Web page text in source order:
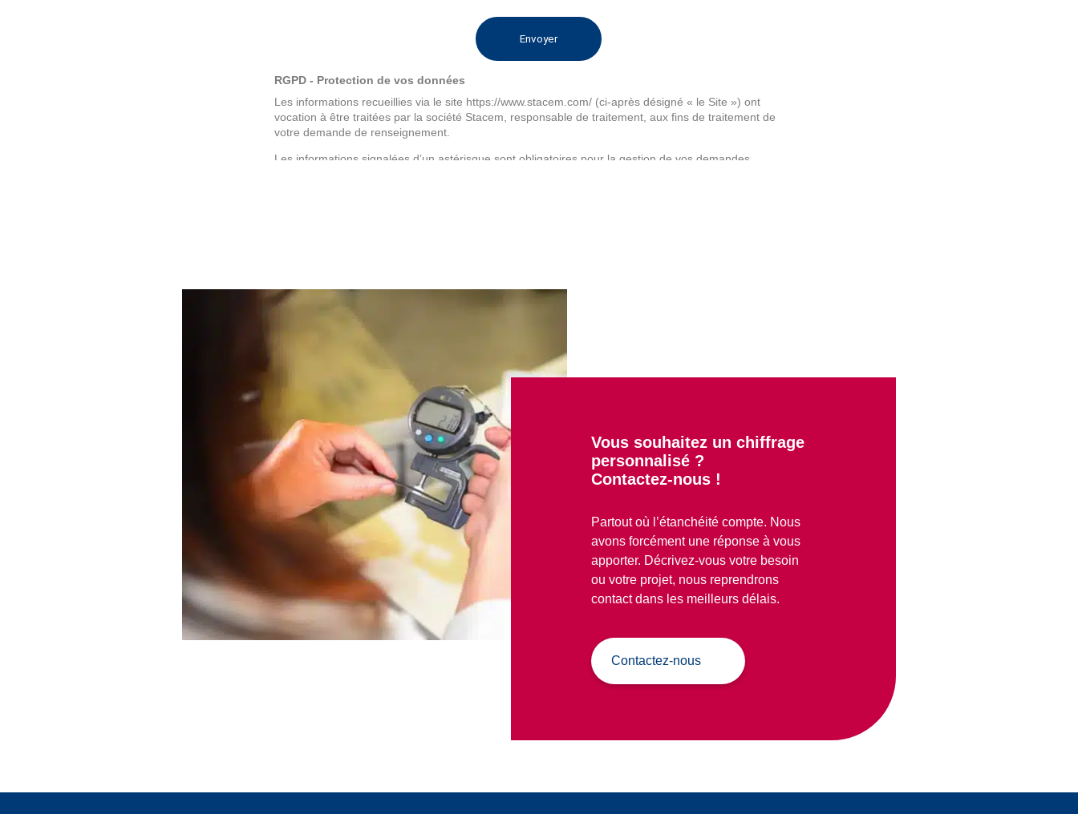
Envoyer
RGPD - Protection de vos données
Les informations recueillies via le site https://www.stacem.com/ (ci-après désigné « le Site ») ont
vocation à être traitées par la société Stacem, responsable de traitement, aux fins de traitement de
votre demande de renseignement.
Les informations signalées d’un astérisque sont obligatoires pour la gestion de vos demandes.
concernant (conservation, effacement, communication à un tiers, etc.) en cas de décès ;
Vous pouvez exercer ces droits en écrivant à l’adresse électronique suivante : contact@stacem.com.
Toutefois, votre opposition peut, en pratique et selon le cas, avoir une incidence sur votre demande
Vous disposez également du droit de formuler une réclamation auprès de la CNIL.
Pour plus d’informations concernant ce traitement nous vous renvoyons à
des données
Ce site est protégé par reCAPTCHA et la politique de confidentialité de Google et les conditions
d’utilisation appliquées.
https://policies.google.com/terms?hl=fr
https://policies.google.com/privacy?hl=fr
Vous souhaitez un chiffrage
personnalisé ?
Contactez-nous !
Partout où l’étanchéité compte. Nous
avons forcément une réponse à vous
apporter. Décrivez-vous votre besoin
ou votre projet, nous reprendrons
contact dans les meilleurs délais.
Contactez-nous